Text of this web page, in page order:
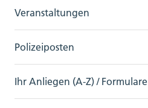
Veranstaltungen
Polizeiposten
Ihr Anliegen (A-Z) / Formulare